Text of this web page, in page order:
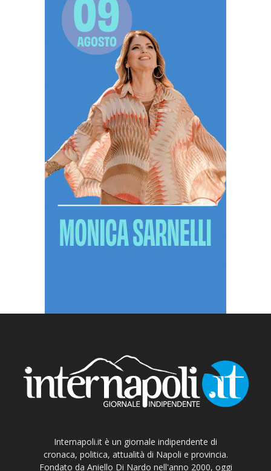
Internapoli.it è un giornale indipendente di
cronaca, politica, attualità di Napoli e provincia.
Fondato da Aniello Di Nardo nell'anno 2000, oggi